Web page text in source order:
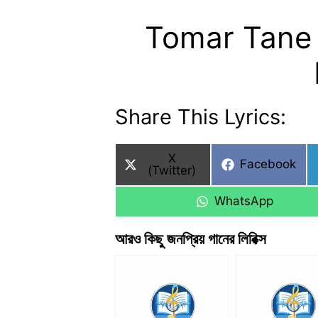
Tomar
Share This Lyrics:
Share
on
X
(Twitter)
Share
Facebook
Share
WhatsApp
আরও কিছু জনপ্রিয় গানের লিরিক্স